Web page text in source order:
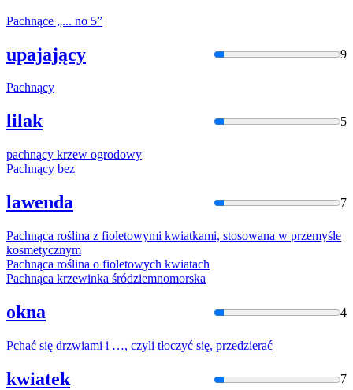
Pachnące „... no 5”
upajający 9
Pachnący
lilak 5
pachnący krzew ogrodowy
Pachnący bez
lawenda 7
Pachnąca roślina z fioletowymi kwiatkami, stosowana w przemyśle
kosmetycznym
Pachnąca roślina o fioletowych kwiatach
Pachnąca krzewinka śródziemnomorska
okna 4
Pchać się drzwiami i …, czyli tłoczyć się, przedzierać
kwiatek 7